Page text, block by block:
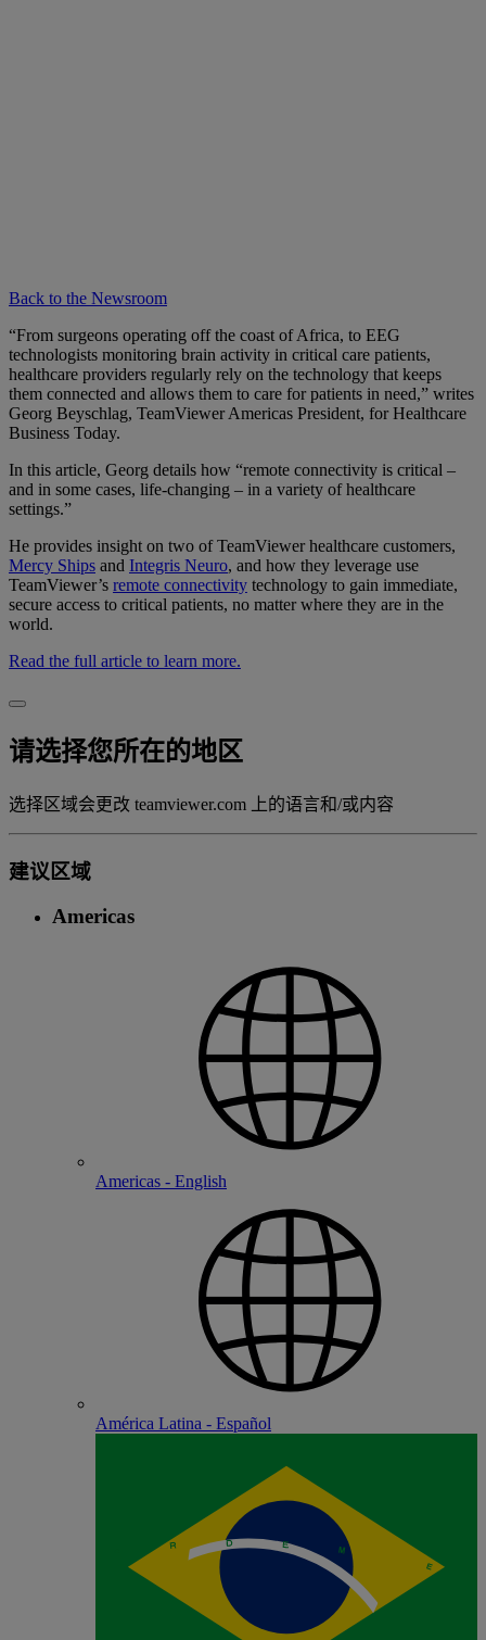
Back to the Newsroom
“From surgeons operating off the coast of Africa, to EEG
technologists monitoring brain activity in critical care patients,
healthcare providers regularly rely on the technology that keeps
them connected and allows them to care for patients in need,” writes
Georg Beyschlag, TeamViewer Americas President, for Healthcare
Business Today.
In this article, Georg details how “remote connectivity is critical –
and in some cases, life-changing – in a variety of healthcare
settings.”
He provides insight on two of TeamViewer healthcare customers,
Mercy Ships and Integris Neuro, and how they leverage use
TeamViewer’s remote connectivity technology to gain immediate,
secure access to critical patients, no matter where they are in the
world.
Read the full article to learn more.
请选择您所在的地区
选择区域会更改 teamviewer.com 上的语言和/或内容
建议区域
Americas
Americas - English
América Latina - Español